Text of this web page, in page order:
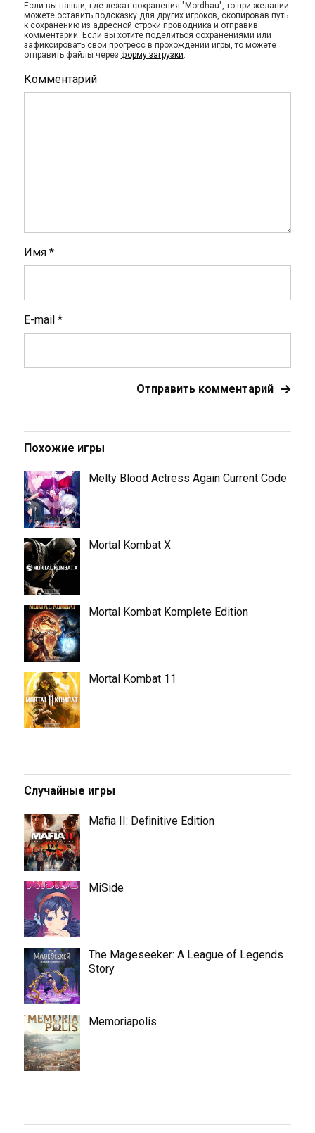
Если вы нашли, где лежат сохранения "Mordhau", то при желании
можете оставить подсказку для других игроков, скопировав путь
к сохранению из адресной строки проводника и отправив
комментарий. Если вы хотите поделиться сохранениями или
зафиксировать свой прогресс в прохождении игры, то можете
отправить файлы через форму загрузки.
Комментарий
Имя *
E-mail *
Похожие игры
Melty Blood Actress Again Current Code
Mortal Kombat X
Mortal Kombat Komplete Edition
Mortal Kombat 11
Случайные игры
Mafia II: Definitive Edition
MiSide
The Mageseeker: A League of Legends
Story
Memoriapolis